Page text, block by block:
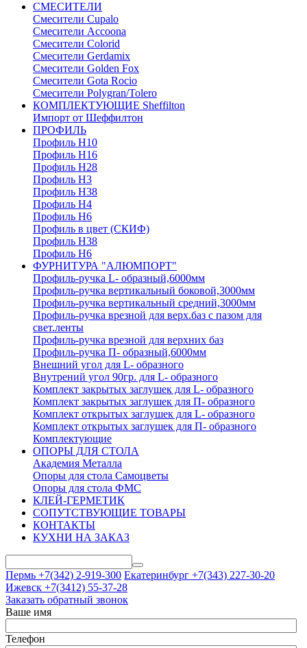
СМЕСИТЕЛИ
Cмесители Cupalo
Смесители Accoona
Смесители Colorid
Смесители Gerdamix
Смесители Golden Fox
Смесители Gota Rocio
Смесители Polygran/Tolero
КОМПЛЕКТУЮЩИЕ Sheffilton
Импорт от Шеффилтон
ПРОФИЛЬ
Профиль H10
Профиль H16
Профиль H28
Профиль H3
Профиль H38
Профиль H4
Профиль H6
Профиль в цвет (СКИФ)
Профиль H38
Профиль H6
ФУРНИТУРА "АЛЮМПОРТ"
Профиль-ручка L- образный,6000мм
Профиль-ручка вертикальный боковой,3000мм
Профиль-ручка вертикальный средний,3000мм
Профиль-ручка врезной для верх.баз с пазом для
свет.ленты
Профиль-ручка врезной для верхних баз
Профиль-ручка П- образный,6000мм
Внешний угол для L- образного
Внутрений угол 90гр. для L- образного
Комплект закрытых заглушек для L- образного
Комплект закрытых заглушек для П- образного
Комплект открытых заглушек для L- образного
Комплект открытых заглушек для П- образного
Комплектующие
ОПОРЫ ДЛЯ СТОЛА
Академия Металла
Опоры для стола Самоцветы
Опоры для стола ФМС
КЛЕЙ-ГЕРМЕТИК
СОПУТСТВУЮЩИЕ ТОВАРЫ
КОНТАКТЫ
КУХНИ НА ЗАКАЗ
Пермь +7(342) 2-919-300 Екатеринбург +7(343) 227-30-20
Ижевск +7(3412) 55-37-28
Заказать обратный звонок
Ваше имя
Телефон